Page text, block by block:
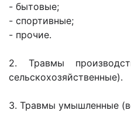
- бытовые;
- спортивные;
- прочие.
2. Травмы
сельскохозяйственные).
3. Травмы умышленные